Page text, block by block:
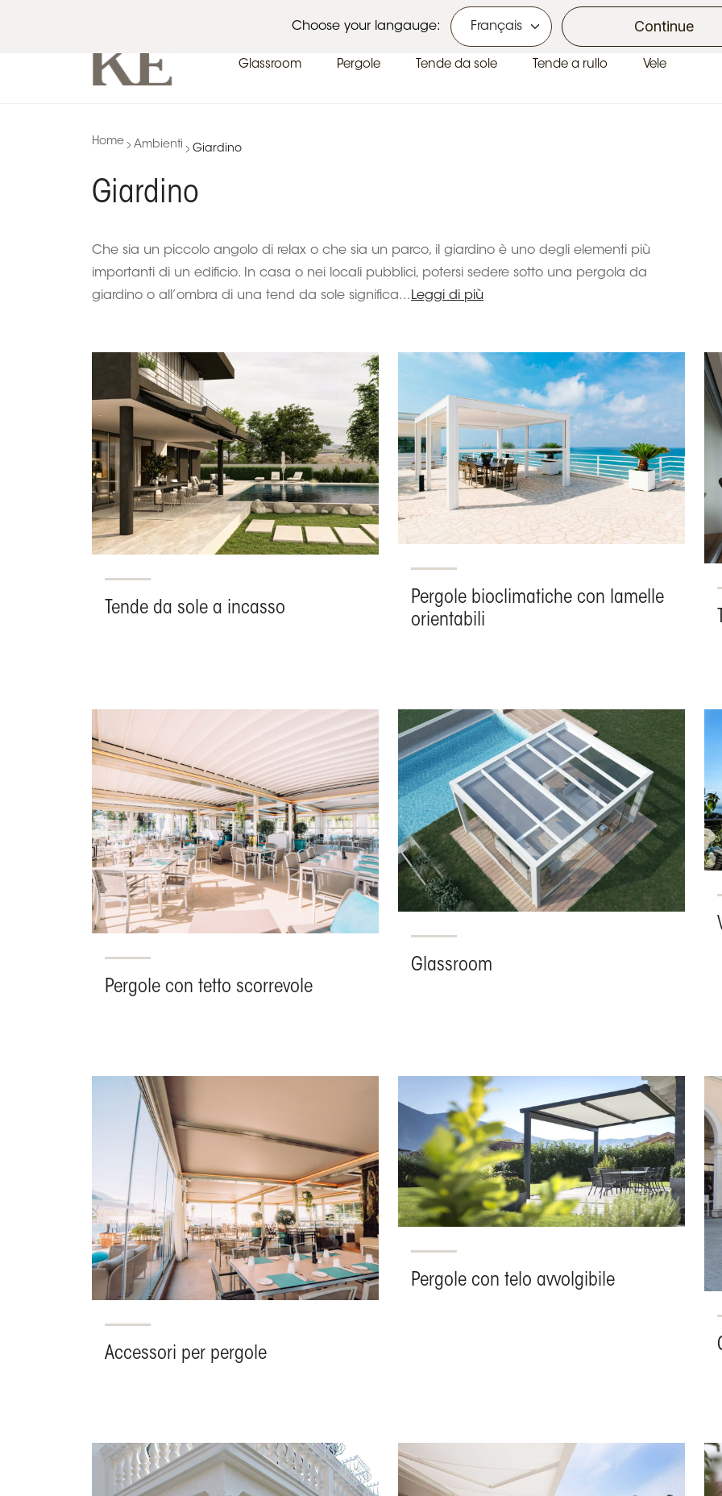
Choose your langauge: Continue
Glassroom Pergole Tende da sole Tende a rullo Vele
Home Ambienti Giardino
Giardino
Che sia un piccolo angolo di relax o che sia un parco, il giardino è uno degli elementi più
importanti di un edificio. In casa o nei locali pubblici, potersi sedere sotto una pergola da
giardino o all’ombra di una tend da sole significa... Leggi di più
Tende da sole a incasso
Pergole bioclimatiche con lamelle
orientabili
Pergole con tetto scorrevole
Glassroom
Accessori per pergole
Pergole con telo avvolgibile